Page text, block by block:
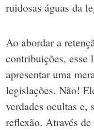
ruidosas águas da
Ao abordar a
contribuições,
apresentar uma
legislações. Não!
verdades ocultas e,
reflexão. Através